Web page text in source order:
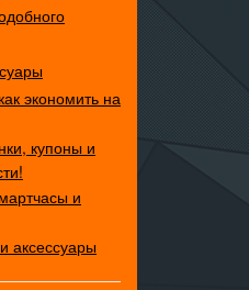
экономить на
купоны и
и
аксессуары